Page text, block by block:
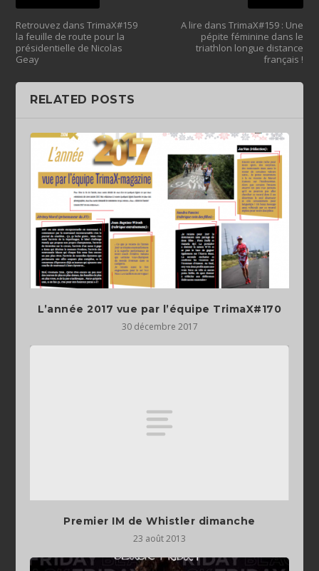
Retrouvez dans TrimaX#159
la feuille de route pour la
présidentielle de Nicolas
Geay
A lire dans TrimaX#159 : Une
pépite féminine dans le
triathlon longue distance
français !
RELATED POSTS
L’année 2017 vue par l’équipe TrimaX#170
30 décembre 2017
Premier IM de Whistler dimanche
23 août 2013